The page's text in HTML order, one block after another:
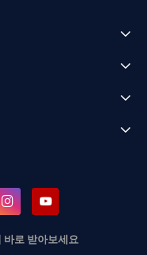
바로 받아보세요